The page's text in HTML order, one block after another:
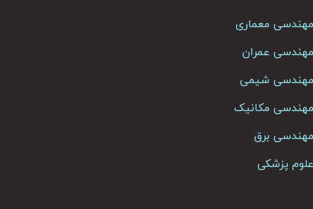
مهندسی معماری
مهندسی عمران
مهندسی شیمی
مهندسی مکانیک
مهندسی برق
علوم پزشکی